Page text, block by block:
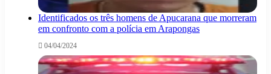
Identificados os três homens de Apucarana que morreram
em confronto com a polícia em Arapongas
04/04/2024